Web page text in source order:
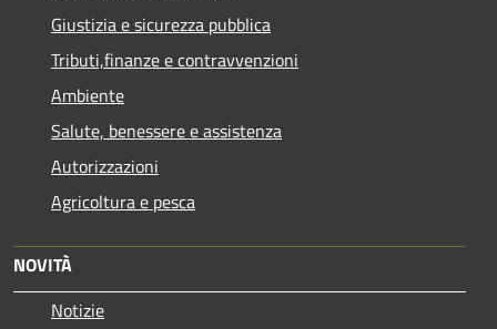
Giustizia e sicurezza pubblica
Tributi,finanze e contravvenzioni
Ambiente
Salute, benessere e assistenza
Autorizzazioni
Agricoltura e pesca
NOVITÀ
Notizie